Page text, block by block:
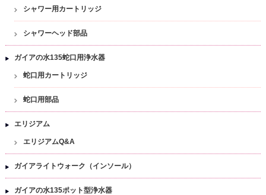
シャワー用カートリッジ
シャワーヘッド部品
ガイアの水135蛇口用浄水器
蛇口用カートリッジ
蛇口用部品
エリジアム
エリジアムQ&A
ガイアライトウォーク（インソール）
ガイアの水135ポット型浄水器